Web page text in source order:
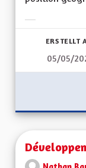
ERSTELLT
05/05/